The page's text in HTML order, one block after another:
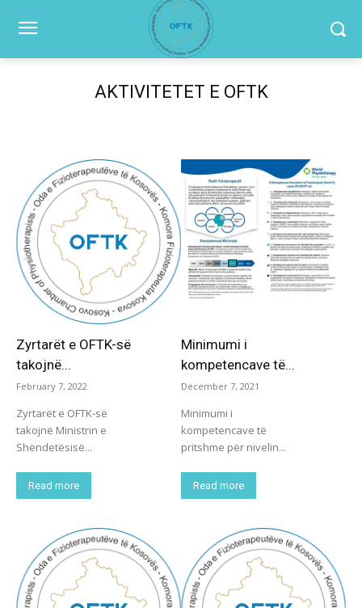
AKTIVITETET E OFTK
Zyrtarët e OFTK-së
takojnë...
February 7, 2022
Zyrtarët e OFTK-së
takojnë Ministrin e
Shëndetësisë...
Read more
Minimumi i
kompetencave të...
December 7, 2021
Minimumi i
kompetencave të
pritshme për nivelin...
Read more